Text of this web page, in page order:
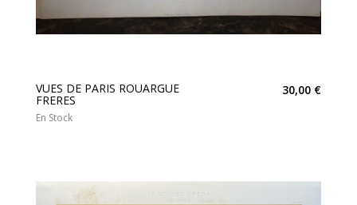
VUES DE PARIS ROUARGUE
FRERES
30,00 €
En Stock